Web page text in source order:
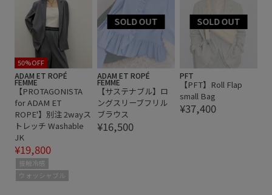
50%OFF
ADAM ET ROPÉ
FEMME
【PROTAGONISTA
for ADAM ET
ROPE'】別注 2wayス
トレッチ Washable
JK
¥19,800
接触冷感
ウォッシャブル
ADAM ET ROPÉ
FEMME
【サステナブル】ロ
ングスリーブフリル
ブラウス
¥16,500
PFT
【PFT】Roll Flap
small Bag
¥37,400